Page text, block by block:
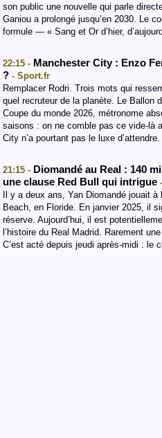
son public une nouvelle qui parle
Ganiou a prolongé jusqu’en 2030. Le
formule — « Sang et Or d’hier,
22:15 - Manchester City : Enzo
? - Sport.fr
Remplacer Rodri. Trois mots qui
quel recruteur de la planète. Le Ballon
Coupe du monde 2026, métronome
saisons : on ne comble pas ce vide-là
City n’a pourtant pas le luxe
21:15 - Diomandé au Real : 140
une clause Red Bull qui intrigue
Il y a deux ans, Yan Diomandé jouait
Beach, en Floride. En janvier 2025, il
réserve. Aujourd’hui, il est
l’histoire du Real Madrid. Rarement
C’est acté depuis jeudi après-midi : le